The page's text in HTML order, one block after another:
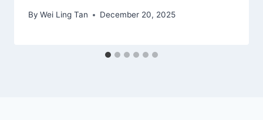
By Wei Ling Tan December 20, 2025